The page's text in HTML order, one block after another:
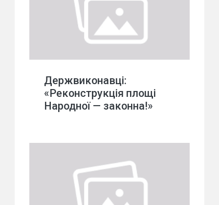
Держвиконавці:
«Реконструкція площі
Народної — законна!»